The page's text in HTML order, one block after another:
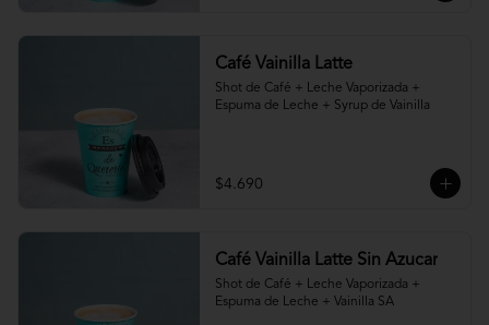
Café Vainilla Latte
Shot de Café + Leche Vaporizada +
Espuma de Leche + Syrup de Vainilla
$4.690
Café Vainilla Latte Sin Azucar
Shot de Café + Leche Vaporizada +
Espuma de Leche + Vainilla SA